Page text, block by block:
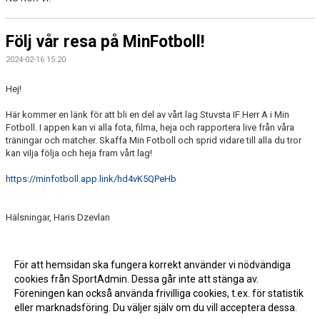
Följ vår resa på MinFotboll!
2024-02-16 15:20
Hej!
Här kommer en länk för att bli en del av vårt lag Stuvsta IF Herr A i Min
Fotboll. I appen kan vi alla fota, filma, heja och rapportera live från våra
träningar och matcher. Skaffa Min Fotboll och sprid vidare till alla du tror
kan vilja följa och heja fram vårt lag!
https://minfotboll.app.link/hd4vK5QPeHb
Hälsningar, Haris Dzevlan
Fler nyheter >>
För att hemsidan ska fungera korrekt använder vi nödvändiga
cookies från SportAdmin. Dessa går inte att stänga av.
Föreningen kan också använda frivilliga cookies, t.ex. för statistik
eller marknadsföring. Du väljer själv om du vill acceptera dessa.